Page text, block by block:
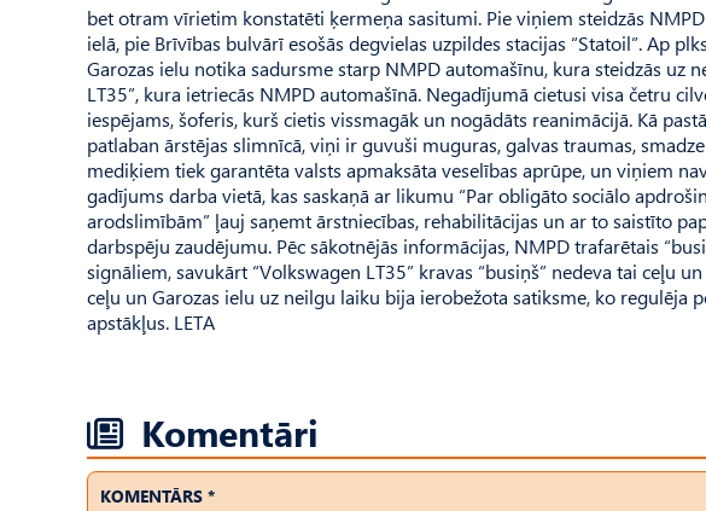
bet otram vīrietim konstatēti ķermeņa sasitumi. Pie viņiem steidzās
ielā, pie Brīvības bulvārī esošās degvielas uzpildes stacijas “Statoil”. Ap
Garozas ielu notika sadursme starp NMPD automašīnu, kura steidzās uz
LT35”, kura ietriecās NMPD automašīnā. Negadījumā cietusi visa četru
iespējams, šoferis, kurš cietis vissmagāk un nogādāts reanimācijā. Kā
patlaban ārstējas slimnīcā, viņi ir guvuši muguras, galvas traumas,
mediķiem tiek garantēta valsts apmaksāta veselības aprūpe, un viņiem
gadījums darba vietā, kas saskaņā ar likumu “Par obligāto sociālo
arodslimībām” ļauj saņemt ārstniecības, rehabilitācijas un ar to saistīto
darbspēju zaudējumu. Pēc sākotnējās informācijas, NMPD trafarētais
signāliem, savukārt “Volkswagen LT35” kravas “busiņš” nedeva tai ceļu
ceļu un Garozas ielu uz neilgu laiku bija ierobežota satiksme, ko
apstākļus. LETA
Komentāri
KOMENTĀRS *